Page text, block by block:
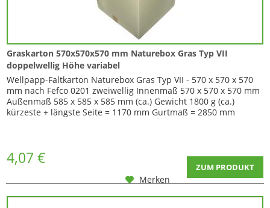
Graskarton 570x570x570 mm Naturebox Gras Typ VII
doppelwellig Höhe variabel
Wellpapp-Faltkarton Naturebox Gras Typ VII - 570 x 570 x 570
mm nach Fefco 0201 zweiwellig Innenmaß 570 x 570 x 570 mm
Außenmaß 585 x 585 x 585 mm (ca.) Gewicht 1800 g (ca.)
kürzeste + längste Seite = 1170 mm Gurtmaß = 2850 mm
4,07 € ZUM PRODUKT
Merken